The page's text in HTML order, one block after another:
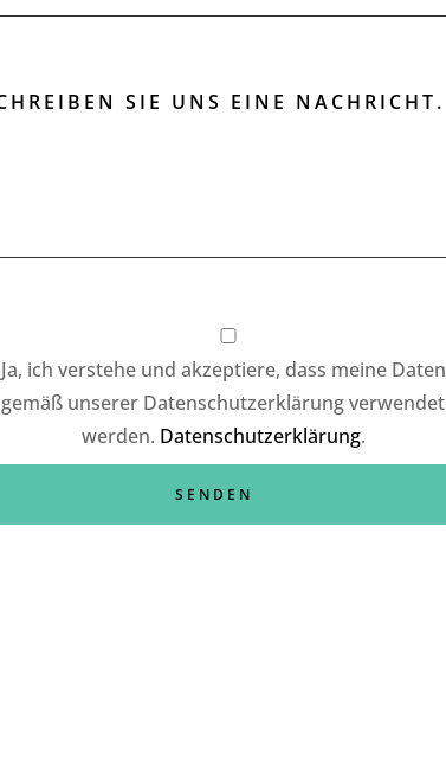
Ja, ich verstehe und akzeptiere, dass meine Daten
gemäß unserer Datenschutzerklärung verwendet
werden. Datenschutzerklärung.